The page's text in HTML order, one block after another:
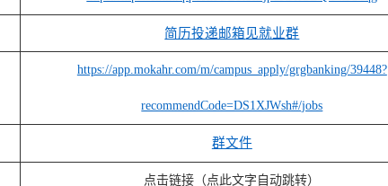
简历投递邮箱见就业群
https://app.mokahr.com/m/campus_apply/grgbanking/39448?
recommendCode=DS1XJWsh#/jobs
群文件
点击链接（点此文字自动跳转）